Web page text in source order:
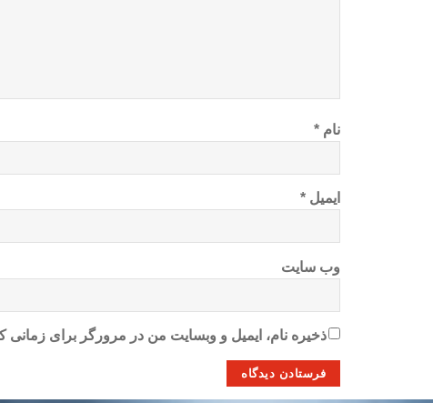
نام *
ایمیل *
وب‌ سایت
ذخیره نام، ایمیل و وبسایت من در مرورگر برای زمانی